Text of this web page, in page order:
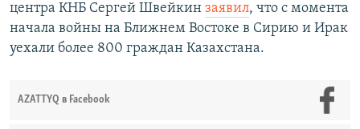
центра КНБ Сергей Швейкин заявил, что с момента
начала войны на Ближнем Востоке в Сирию и Ирак
уехали более 800 граждан Казахстана.
AZATTYQ в Facebook